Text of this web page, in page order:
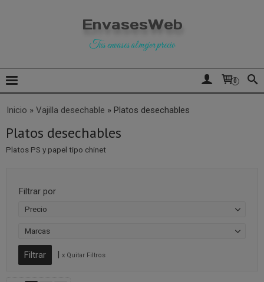
EnvasesWeb
Tus envases al mejor precio
0
Inicio » Vajilla desechable » Platos desechables
Platos desechables
Platos PS y papel tipo chinet
Filtrar por
Precio
Marcas
| x Quitar Filtros